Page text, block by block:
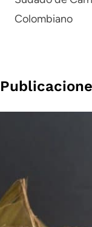
entradas
Colombiano